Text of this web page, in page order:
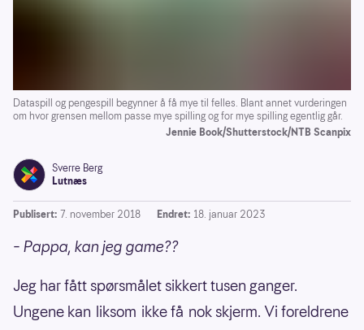
Dataspill og pengespill begynner å få mye til felles. Blant annet vurderingen
om hvor grensen mellom passe mye spilling og for mye spilling egentlig går.
Jennie Book/Shutterstock/NTB Scanpix
Sverre Berg
Lutnæs
Publisert: 7. november 2018 Endret: 18. januar 2023
– Pappa, kan jeg game??
Jeg har fått spørsmålet sikkert tusen ganger.
Ungene kan liksom ikke få nok skjerm. Vi foreldrene